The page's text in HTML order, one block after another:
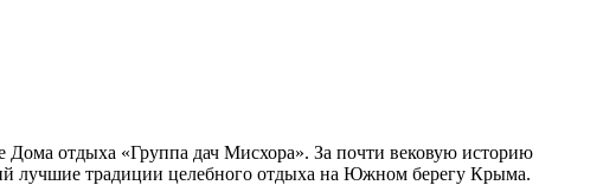
отдыха «Группа дач Мисхора». За почти вековую историю
лучшие традиции целебного отдыха на Южном берегу Крыма.